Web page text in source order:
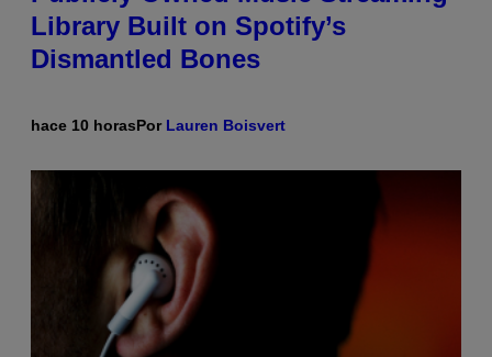
Library Built on Spotify’s
Dismantled Bones
hace 10 horasPor Lauren Boisvert